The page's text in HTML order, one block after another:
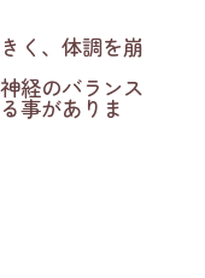
く、体調を崩
経のバランス
事がありま